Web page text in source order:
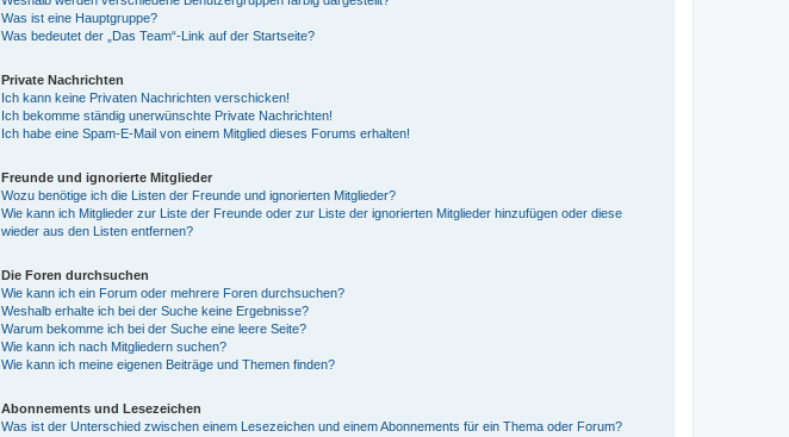
Was ist eine Hauptgruppe?
Was bedeutet der „Das Team“-Link auf der Startseite?
Private Nachrichten
Ich kann keine Privaten Nachrichten verschicken!
Ich bekomme ständig unerwünschte Private Nachrichten!
Ich habe eine Spam-E-Mail von einem Mitglied dieses Forums erhalten!
Freunde und ignorierte Mitglieder
Wozu benötige ich die Listen der Freunde und ignorierten Mitglieder?
Wie kann ich Mitglieder zur Liste der Freunde oder zur Liste der ignorierten Mitglieder hinzufügen oder diese
wieder aus den Listen entfernen?
Die Foren durchsuchen
Wie kann ich ein Forum oder mehrere Foren durchsuchen?
Weshalb erhalte ich bei der Suche keine Ergebnisse?
Warum bekomme ich bei der Suche eine leere Seite?
Wie kann ich nach Mitgliedern suchen?
Wie kann ich meine eigenen Beiträge und Themen finden?
Abonnements und Lesezeichen
Was ist der Unterschied zwischen einem Lesezeichen und einem Abonnements für ein Thema oder Forum?